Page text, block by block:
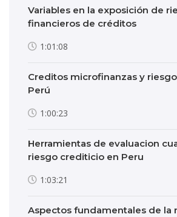
Variables en la exposición de
financieros de créditos
1:01:08
Creditos microfinanzas y
Perú
1:00:23
Herramientas de evaluacion
riesgo crediticio en Peru
1:03:21
Aspectos fundamentales de la